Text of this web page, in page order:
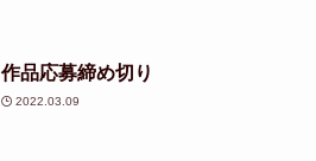
作品応募締め切り
2022.03.09